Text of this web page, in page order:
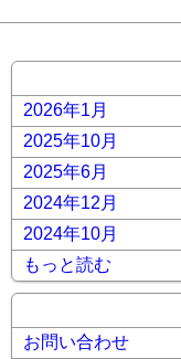
2026年1月
2025年10月
2025年6月
2024年12月
2024年10月
もっと読む
お問い合わせ